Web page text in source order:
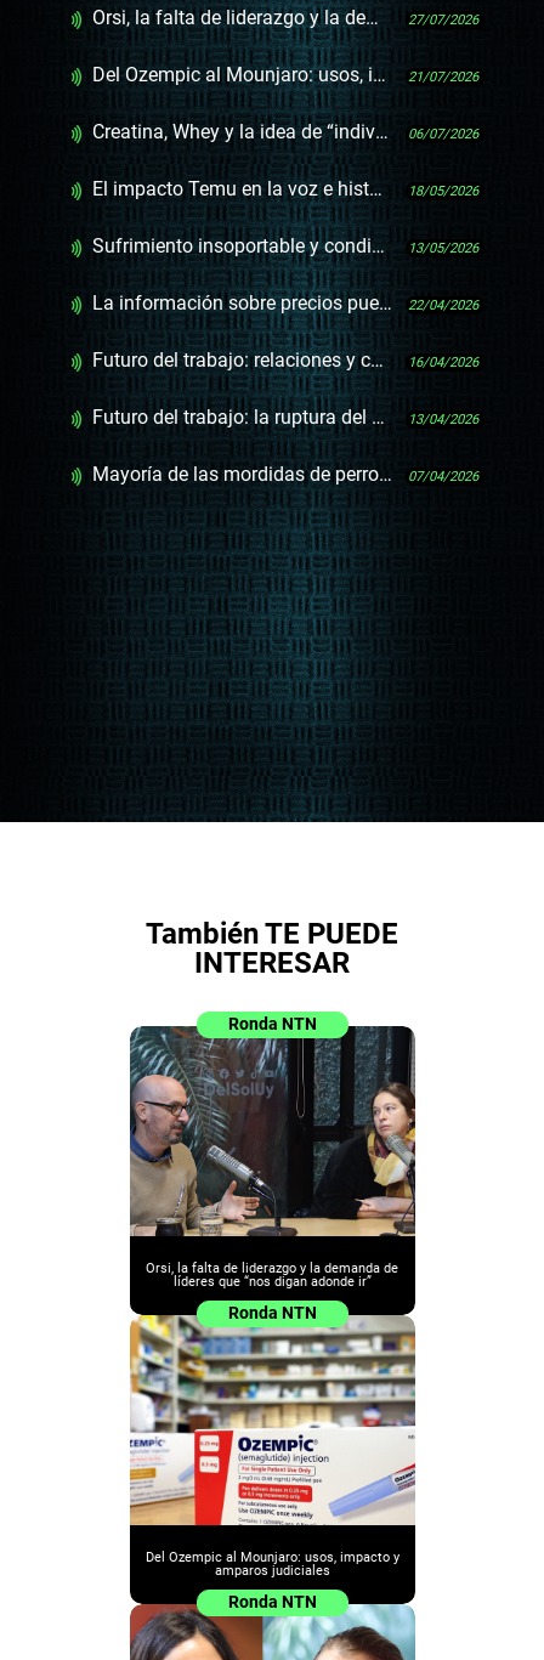
Orsi, la falta de liderazgo y la demanda de líderes que “nos digan adonde ir” 27/07/2026
Del Ozempic al Mounjaro: usos, impacto y amparos judiciales 21/07/2026
Creatina, Whey y la idea de “individualizar” el consumo de suplementos deportivos 06/07/2026
El impacto Temu en la voz e historia de la ferretería, la feria y las jugueterías 18/05/2026
Sufrimiento insoportable y condición del paciente: ¿cómo se elaboró el decreto de eutanasia? 13/05/2026
La información sobre precios puede y debe rendir más 22/04/2026
Futuro del trabajo: relaciones y cambios ante las “explosiones” del presente 16/04/2026
Futuro del trabajo: la ruptura del paradigma clásico y la desconexión digital 13/04/2026
Mayoría de las mordidas de perros es a niños y dentro del hogar 07/04/2026
También TE PUEDE
INTERESAR
Ronda NTN
Orsi, la falta de liderazgo y la demanda de
líderes que “nos digan adonde ir”
Ronda NTN
Del Ozempic al Mounjaro: usos, impacto y
amparos judiciales
Ronda NTN